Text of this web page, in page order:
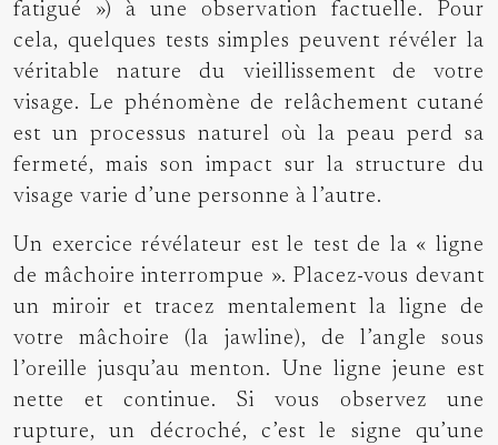
fatigué ») à une observation factuelle. Pour
cela, quelques tests simples peuvent révéler la
véritable nature du vieillissement de votre
visage. Le phénomène de relâchement cutané
est un processus naturel où la peau perd sa
fermeté, mais son impact sur la structure du
visage varie d’une personne à l’autre.
Un exercice révélateur est le test de la « ligne
de mâchoire interrompue ». Placez-vous devant
un miroir et tracez mentalement la ligne de
votre mâchoire (la jawline), de l’angle sous
l’oreille jusqu’au menton. Une ligne jeune est
nette et continue. Si vous observez une
rupture, un décroché, c’est le signe qu’une